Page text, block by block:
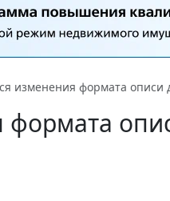
изменения формата
формата